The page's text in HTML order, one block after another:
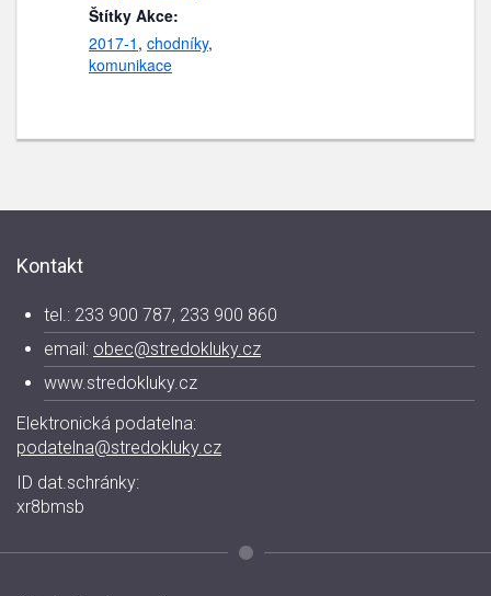
Štítky Akce:
2017-1 , chodníky,
komunikace
Kontakt
tel.: 233 900 787, 233 900 860
email: obec@stredokluky.cz
www.stredokluky.cz
Elektronická podatelna:
podatelna@stredokluky.cz
ID dat.schránky:
xr8bmsb